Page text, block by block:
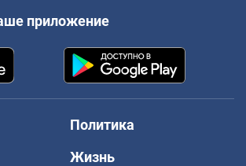
приложение
Политика
Жизнь